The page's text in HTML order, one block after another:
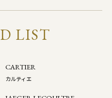
LIST
CARTIER
カルティエ